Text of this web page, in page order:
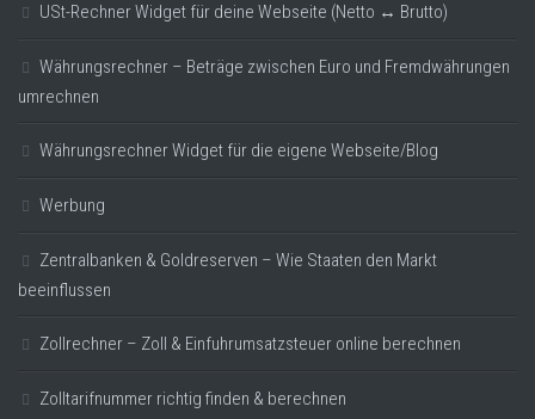
USt-Rechner Widget für deine Webseite (Netto ↔ Brutto)
Währungsrechner – Beträge zwischen Euro und Fremdwährungen
umrechnen
Währungsrechner Widget für die eigene Webseite/Blog
Werbung
Zentralbanken & Goldreserven – Wie Staaten den Markt
beeinflussen
Zollrechner – Zoll & Einfuhrumsatzsteuer online berechnen
Zolltarifnummer richtig finden & berechnen